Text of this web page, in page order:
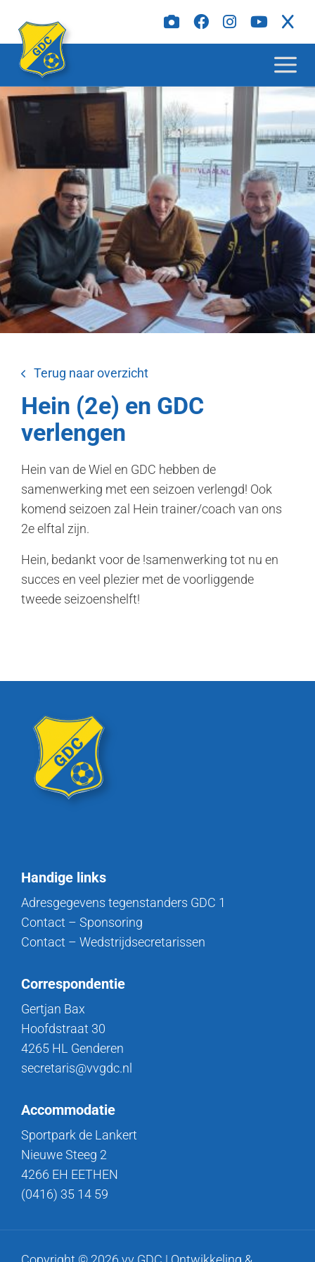
Terug naar overzicht
Hein (2e) en GDC
verlengen
Hein van de Wiel en GDC hebben de
samenwerking met een seizoen verlengd! Ook
komend seizoen zal Hein trainer/coach van ons
2e elftal zijn.
Hein, bedankt voor de !samenwerking tot nu en
succes en veel plezier met de voorliggende
tweede seizoenshelft!
Handige links
Adresgegevens tegenstanders GDC 1
Contact – Sponsoring
Contact – Wedstrijdsecretarissen
Correspondentie
Gertjan Bax
Hoofdstraat 30
4265 HL Genderen
secretaris@vvgdc.nl
Accommodatie
Sportpark de Lankert
Nieuwe Steeg 2
4266 EH EETHEN
(0416) 35 14 59